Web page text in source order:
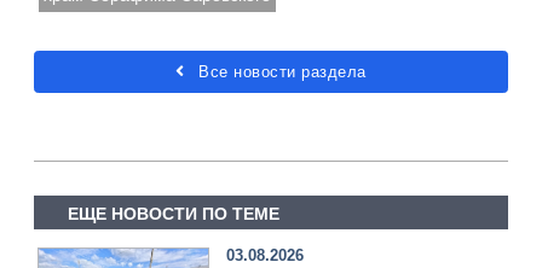
Все новости раздела
ЕЩЕ НОВОСТИ ПО ТЕМЕ
03.08.2026